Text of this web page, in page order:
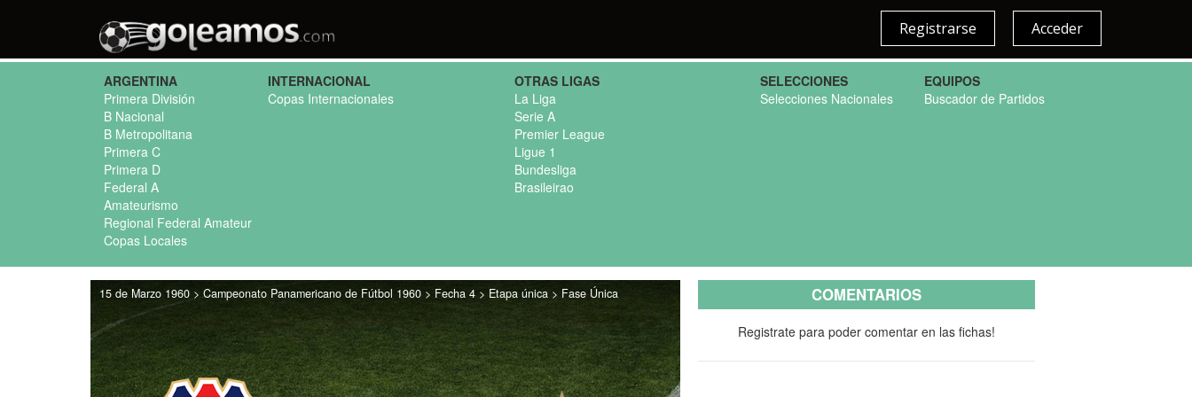
Acceder
Registrarse
ARGENTINA
Primera División
B Nacional
B Metropolitana
Primera C
Primera D
Federal A
Amateurismo
Regional Federal Amateur
Copas Locales
INTERNACIONAL
Copas Internacionales
OTRAS LIGAS
La Liga
Serie A
Premier League
Ligue 1
Bundesliga
Brasileirao
SELECCIONES
Selecciones Nacionales
EQUIPOS
Buscador de Partidos
15 de Marzo 1960 > Campeonato Panamericano de Fútbol 1960 > Fecha 4 > Etapa única > Fase Única COMENTARIOS
Registrate para poder comentar en las fichas!